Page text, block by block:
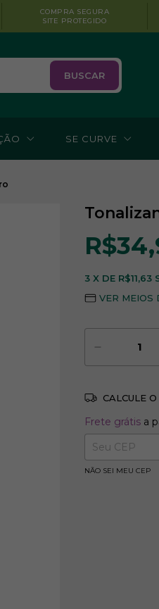
COMPRA SEGURA
SITE PROTEGIDO
BUSCAR
SE CURVE
3 X DE R$11,63
VER MEIOS
CALCULE
Frete grátis
Entregas para
Frete grátis a
NÃO SEI MEU CEP